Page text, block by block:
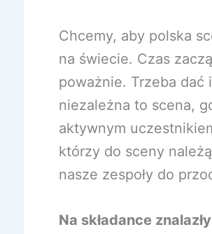
Chcemy, aby polska
na świecie. Czas
poważnie. Trzeba dać
niezależna to scena,
aktywnym
którzy do sceny
nasze zespoły do
Na składance